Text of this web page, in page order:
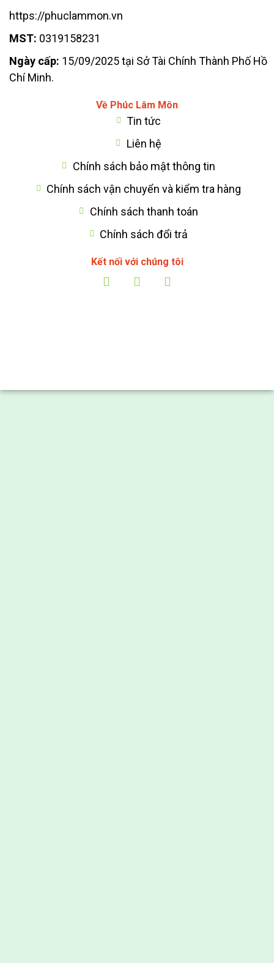
https://phuclammon.vn
MST: 0319158231
Ngày cấp: 15/09/2025 tại Sở Tài Chính Thành Phố Hồ
Chí Minh.
Về Phúc Lâm Môn
Tin tức
Liên hệ
Chính sách bảo mật thông tin
Chính sách vận chuyển và kiểm tra hàng
Chính sách thanh toán
Chính sách đổi trả
Kết nối với chúng tôi